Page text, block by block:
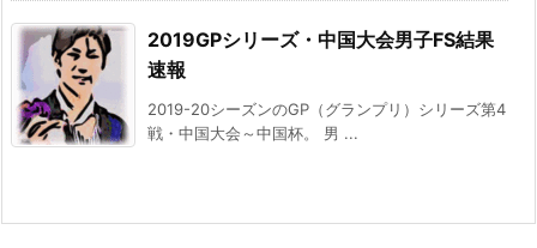
2019GPシリーズ・中国大会男子FS結果
速報
2019-20シーズンのGP（グランプリ）シリーズ第4
戦・中国大会～中国杯。 男 ...